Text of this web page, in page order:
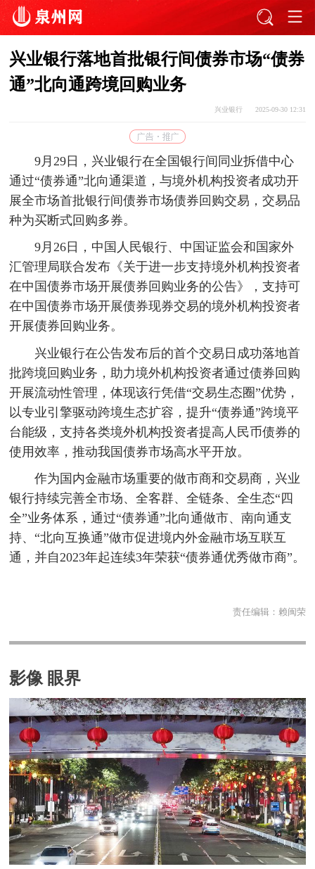
兴业银行落地首批银行间债券市场“债券
通”北向通跨境回购业务
兴业银行 2025-09-30 12:31
9月29日，兴业银行在全国银行间同业拆借中心
通过“债券通”北向通渠道，与境外机构投资者成功开
展全市场首批银行间债券市场债券回购交易，交易品
种为买断式回购多券。
9月26日，中国人民银行、中国证监会和国家外
汇管理局联合发布《关于进一步支持境外机构投资者
在中国债券市场开展债券回购业务的公告》，支持可
在中国债券市场开展债券现券交易的境外机构投资者
开展债券回购业务。
兴业银行在公告发布后的首个交易日成功落地首
批跨境回购业务，助力境外机构投资者通过债券回购
开展流动性管理，体现该行凭借“交易生态圈”优势，
以专业引擎驱动跨境生态扩容，提升“债券通”跨境平
台能级，支持各类境外机构投资者提高人民币债券的
使用效率，推动我国债券市场高水平开放。
作为国内金融市场重要的做市商和交易商，兴业
银行持续完善全市场、全客群、全链条、全生态“四
全”业务体系，通过“债券通”北向通做市、南向通支
持、“北向互换通”做市促进境内外金融市场互联互
通，并自2023年起连续3年荣获“债券通优秀做市商”。
责任编辑： 赖闽荣
影像 眼界